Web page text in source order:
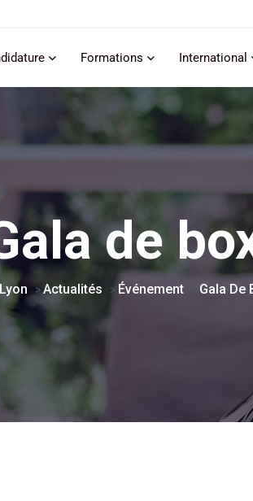
Formations International
de
>Actualités > Événement Gala De